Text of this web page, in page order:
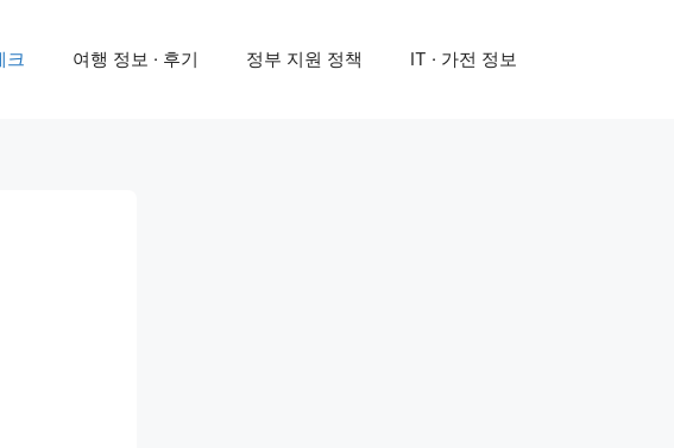
크 여행 정보 · 후기 정부 지원 정책 IT · 가전 정보